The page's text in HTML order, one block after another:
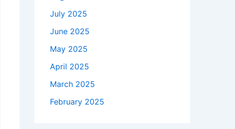
July 2025
June 2025
May 2025
April 2025
March 2025
February 2025